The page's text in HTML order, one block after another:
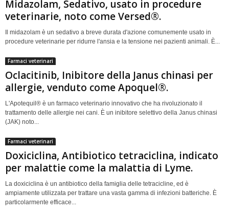
Midazolam, Sedativo, usato in procedure
veterinarie, noto come Versed®.
Il midazolam è un sedativo a breve durata d'azione comunemente usato in
procedure veterinarie per ridurre l'ansia e la tensione nei pazienti animali. È...
Farmaci veterinari
Oclacitinib, Inibitore della Janus chinasi per
allergie, venduto come Apoquel®.
L'Apotequil® è un farmaco veterinario innovativo che ha rivoluzionato il
trattamento delle allergie nei cani. È un inibitore selettivo della Janus chinasi
(JAK) noto...
Farmaci veterinari
Doxiciclina, Antibiotico tetraciclina, indicato
per malattie come la malattia di Lyme.
La doxiciclina è un antibiotico della famiglia delle tetracicline, ed è
ampiamente utilizzata per trattare una vasta gamma di infezioni batteriche. È
particolarmente efficace...